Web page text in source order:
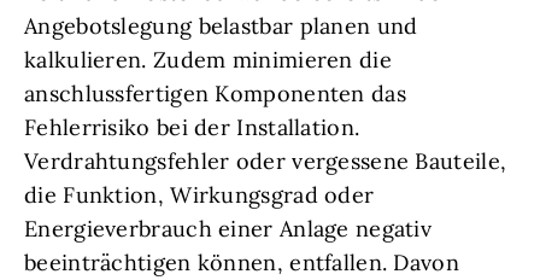
Angebotslegung belastbar planen und
kalkulieren. Zudem minimieren die
anschlussfertigen Komponenten das
Fehlerrisiko bei der Installation.
Verdrahtungsfehler oder vergessene Bauteile,
die Funktion, Wirkungsgrad oder
Energieverbrauch einer Anlage negativ
beeinträchtigen können, entfallen. Davon